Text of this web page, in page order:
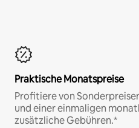
Praktische Monatspreise
Profitiere von
und einer einmaligen
zusätzliche Gebühren.*